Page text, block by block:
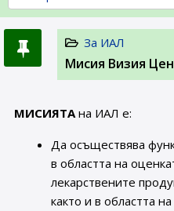
За ИАЛ
Мисия Визия
МИСИЯТАна ИАЛ е:
Да осъществява
в областта на
лекарствените
както и в областта